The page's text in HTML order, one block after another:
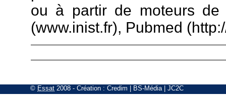
ou à partir de moteurs de
(www.inist.fr), Pubmed
© Essat 2008 - Création : Credim BS-Média| JC2C